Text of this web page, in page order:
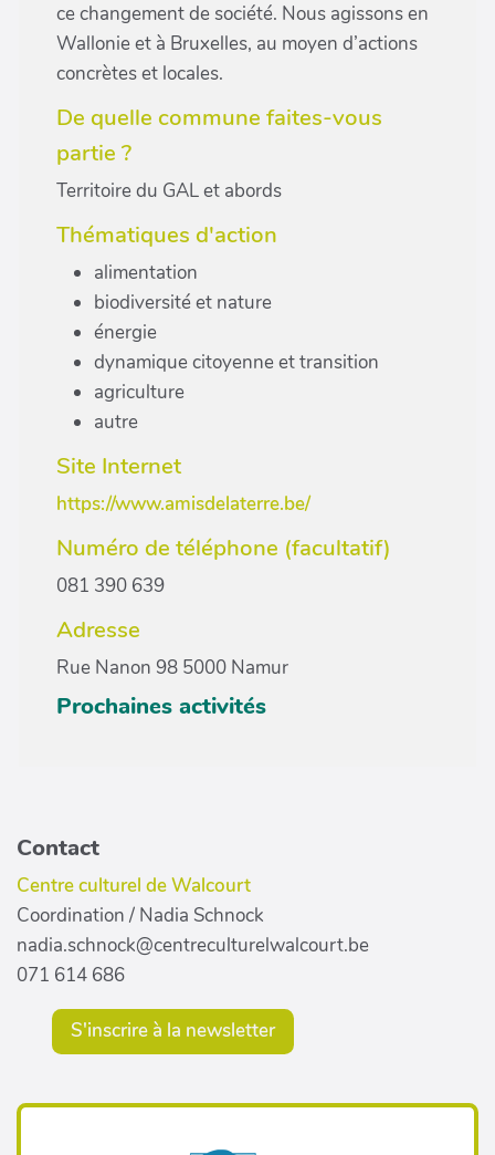
ce changement de société. Nous agissons en
Wallonie et à Bruxelles, au moyen d’actions
concrètes et locales.
De quelle commune faites-vous
partie ?
Territoire du GAL et abords
Thématiques d'action
alimentation
biodiversité et nature
énergie
dynamique citoyenne et transition
agriculture
autre
Site Internet
https://www.amisdelaterre.be/
Numéro de téléphone (facultatif)
081 390 639
Adresse
Rue Nanon 98 5000 Namur
Prochaines activités
Contact
Centre culturel de Walcourt
Coordination / Nadia Schnock
nadia.schnock@centreculturelwalcourt.be
071 614 686
S'inscrire à la newsletter